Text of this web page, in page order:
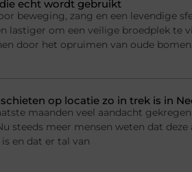
echt wordt gebruikt
beweging, zang en een levendige
lastiger om een veilige broedplek te
door het opruimen van oude
op locatie zo in trek is in
maanden veel aandacht
steeds meer mensen weten dat
en dat er tal van